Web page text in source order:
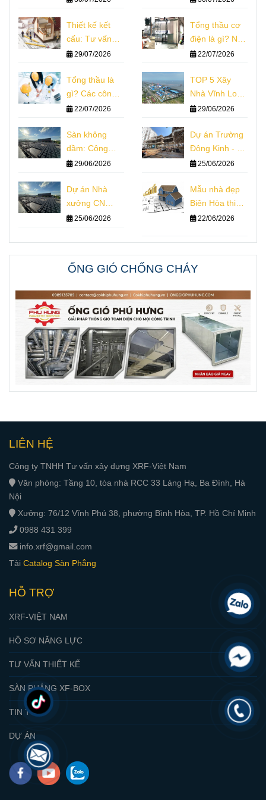
tế
Khảo
Thiết kế kết
cấu: Tư vấn
nguyên lý chi
29/07/2026
Tổng thầu cơ
điện là gì? Nhà
thầu thi công
22/07/2026
Tổng thầu là
gì? Các công
ty tổng thầu
22/07/2026
TOP 5 Xây
Nhà Vĩnh Long
Thiết Kế Thi
29/06/2026
Sàn không
dầm: Công
nghệ, Kết cấu,
công
29/06/2026
Dự án Trường
Đông Kinh - Hà
Nội25/06/2026
Dự án Nhà
xưởng CN
Winwin
25/06/2026
Mẫu nhà đẹp
Biên Hòa thiết
kế nhà phố
22/06/2026
ỐNG GIÓ CHỐNG CHÁY
LIÊN HỆ
Công ty TNHH Tư vấn xây dựng XRF-Việt Nam
Văn phòng: Tầng 10, tòa nhà RCC 33 Láng Hạ, Ba Đình, Hà
Nội
Xưởng: 76/12 Vĩnh Phú 38, phường Bình Hòa, TP. Hồ Chí Minh
0988 431 399
info.xrf@gmail.com
Tải Catalog Sàn Phẳng
HỖ TRỢ
XRF-VIỆT NAM
HỒ SƠ NĂNG LỰC
TƯ VẤN THIẾT KẾ
SÀN PHẲNG XF-BOX
TIN TỨC
DỰ ÁN